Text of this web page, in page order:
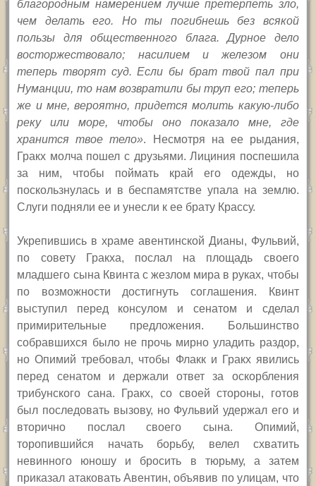
благородным намерением лучше претерпеть зло,
чем делать его. Но ты погибнешь без всякой
пользы для общественного блага. Дурное дело
восторжествовало; насилием и железом они
теперь творят суд. Если бы брат твой пал при
Нуманции, то нам возвратили бы труп его; теперь
же и мне, вероятно, придется молить какую-либо
реку или море, чтобы оно показало мне, где
хранится твое тело». Несмотря на ее рыдания,
Гракх молча пошел с друзьями. Лициния поспешила
за ним, чтобы поймать край его одежды, но
поскользнулась и в беспамятстве упала на землю.
Слуги подняли ее и унесли к ее брату Крассу.
Укрепившись в храме авентинской Дианы, Фульвий,
по совету Гракха, послал на площадь своего
младшего сына Квинта с жезлом мира в руках, чтобы
по возможности достигнуть соглашения. Квинт
выступил перед консулом и сенатом и сделал
примирительные предложения. Большинство
собравшихся было не прочь мирно уладить раздор,
но Опимий требовал, чтобы Флакк и Гракх явились
перед сенатом и держали ответ за оскорбления
трибунского сана. Гракх, со своей стороны, готов
был последовать вызову, но Фульвий удержал его и
вторично послал своего сына. Опимий,
торопившийся начать борьбу, велел схватить
невинного юношу и бросить в тюрьму, а затем
приказал атаковать Авентин, объявив по улицам, что